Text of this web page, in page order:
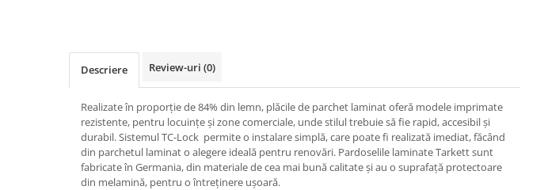
Descriere Review-uri (0)
Realizate în proporție de 84% din lemn, plăcile de parchet laminat oferă modele imprimate
rezistente, pentru locuințe și zone comerciale, unde stilul trebuie să fie rapid, accesibil și
durabil. Sistemul TC-Lock permite o instalare simplă, care poate fi realizată imediat, făcând
din parchetul laminat o alegere ideală pentru renovări. Pardoselile laminate Tarkett sunt
fabricate în Germania, din materiale de cea mai bună calitate și au o suprafață protectoare
din melamină, pentru o întreținere ușoară.